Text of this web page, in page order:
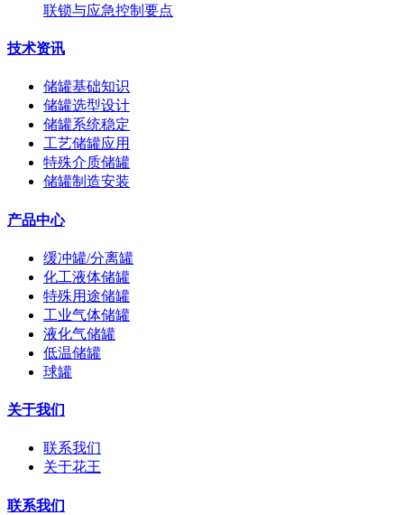
联锁与应急控制要点
技术资讯
储罐基础知识
储罐选型设计
储罐系统稳定
工艺储罐应用
特殊介质储罐
储罐制造安装
产品中心
缓冲罐/分离罐
化工液体储罐
特殊用途储罐
工业气体储罐
液化气储罐
低温储罐
球罐
关于我们
联系我们
关于花王
联系我们